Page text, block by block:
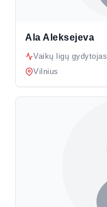
Ala Aleksejeva
Vaikų ligų gydytojas
Vilnius